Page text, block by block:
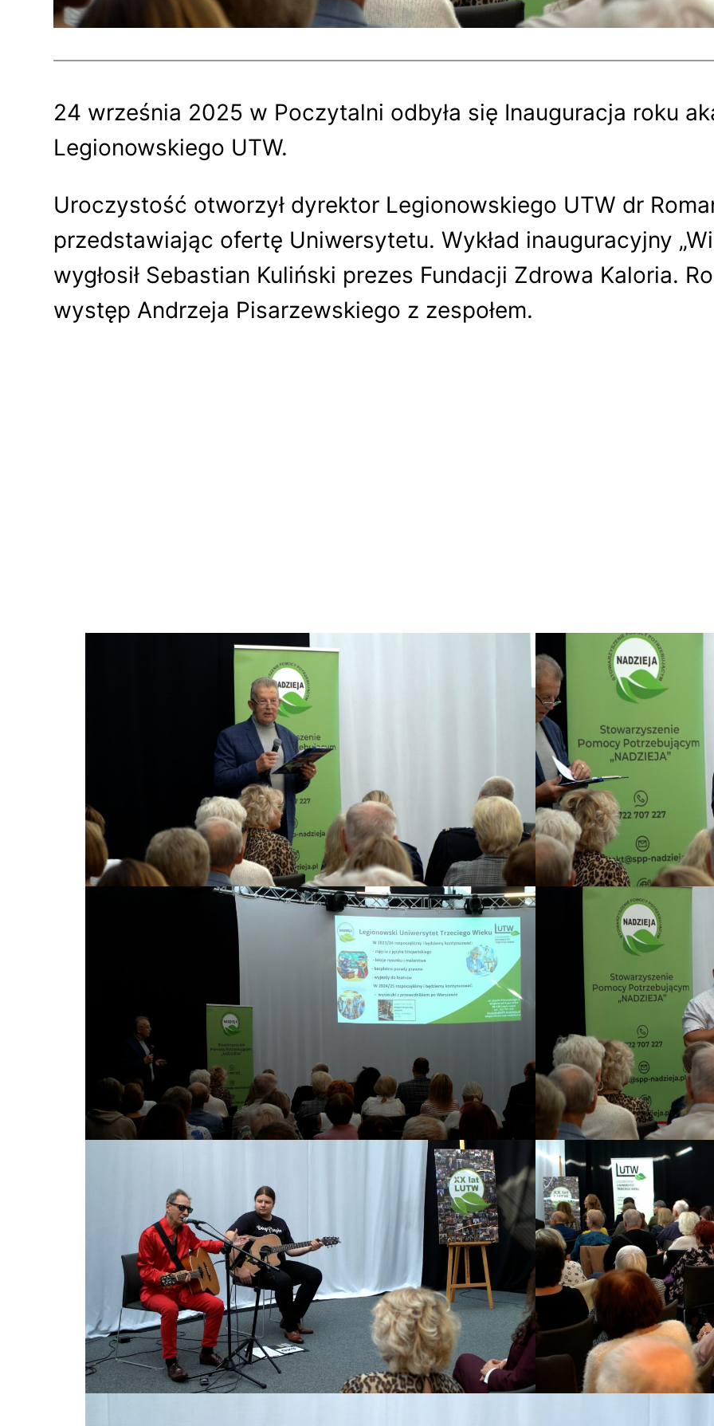
24 września 2025 w Poczytalni odbyła się Inauguracja roku
Legionowskiego UTW.
Uroczystość otworzył dyrektor Legionowskiego UTW dr
przedstawiając ofertę Uniwersytetu. Wykład inauguracyjny
wygłosił Sebastian Kuliński prezes Fundacji Zdrowa Kaloria.
występ Andrzeja Pisarzewskiego z zespołem.